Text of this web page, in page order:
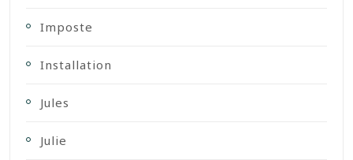
Imposte
Installation
Jules
Julie